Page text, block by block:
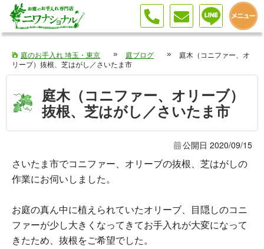
庭のお手入れ 埼玉・東京 庭ブログ
庭木（コニファー、オ
リーブ）抜根、芝はがし／さいたま市
庭木（コニファー、オリーブ）
抜根、芝はがし／さいたま市
公開日 2020/09/15
さいたま市でコニファー、オリーブの抜根、芝はがしの
作業にお伺いしました。
お庭の真ん中に植えられていたオリーブ、目隠しのコニ
ファーが少し大きくなってきてお手入れが大変になって
きたため、抜根をご希望でした。